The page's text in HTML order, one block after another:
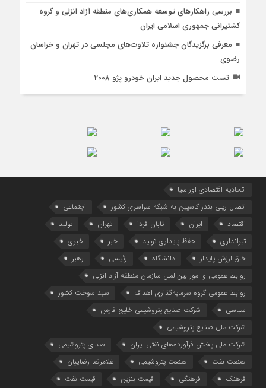
بررسی راهكارهای توسعه همكاری‌های منطقه آزاد انزلی و گروه
كشتیرانی جمهوری اسلامی ایران
معرفی برگزیدگان جشنواره تلاوت‌های مجلسی در تهران و خراسان
رضوی
تست محصول جدید ایران خودرو پژو 2008
اتحادیه اقتصادی اوراسیا
اتصال ریلی بندر کاسپین به شبکه سراسری کشور
اجتماعی
اقتصاد
ایران تابان فردا تهران
تولید
تیراندازی
حفظ پایداری تولید خبر
خبری
خلق ارزش پایدار
دانشگاه رئیسی
رهبر
روابط عمومی و امور بین‌الملل سازمان منطقه آزاد انزلی
روابط عمومی گروه سرمایه‌گذاری اهداف
سبد سوخت کشور
سیاسی
شرکت صنایع پتروشیمی خلیج فارس
شرکت ملی صنایع پتروشیمی
شرکت ملی پخش فرآورده‌های نفتی ایران
صدای پتروشیمی
صنعت نفت
صنعت پتروشیمی
غلامرضا رضاییان
فرهنگ
فرهنگی قیمت بنزین قیمت نفت